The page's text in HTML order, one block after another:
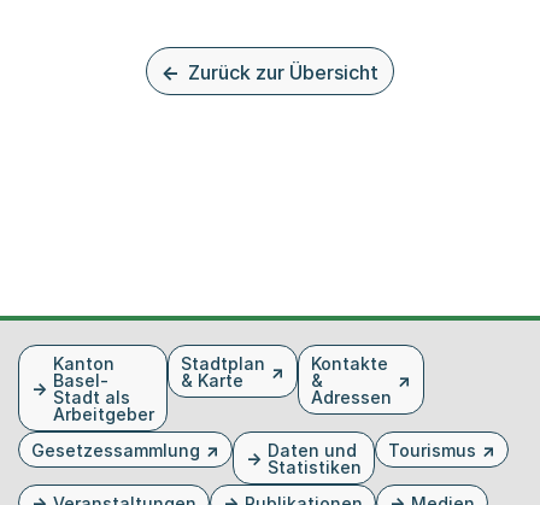
Zurück zur Übersicht
FusszeileKanton
Basel-
Stadt als
Arbeitgeber
Stadtplan
& Karte
Kontakte
&
Adressen
Gesetzessammlung
Daten und
Statistiken
Tourismus